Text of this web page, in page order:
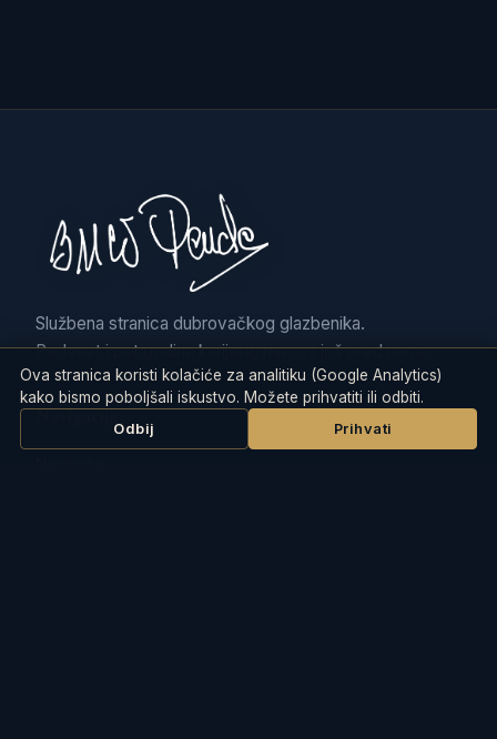
Službena stranica dubrovačkog glazbenika.
Pedeset i pet godina karijere, mnogo još pred nama.
Navigacija
Ova stranica koristi kolačiće za analitiku (Google Analytics)
kako bismo poboljšali iskustvo. Možete prihvatiti ili odbiti.
Odbij Prihvati